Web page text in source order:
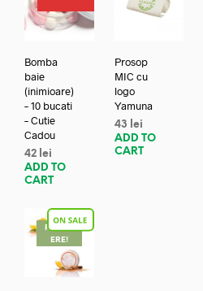
Bomba
baie
(inimioare)
– 10 bucati
– Cutie
Cadou
42 lei
ADD TO
CART
Prosop
MIC cu
logo
Yamuna
43
lei
ADD TO
CART
REDUC
ERE!